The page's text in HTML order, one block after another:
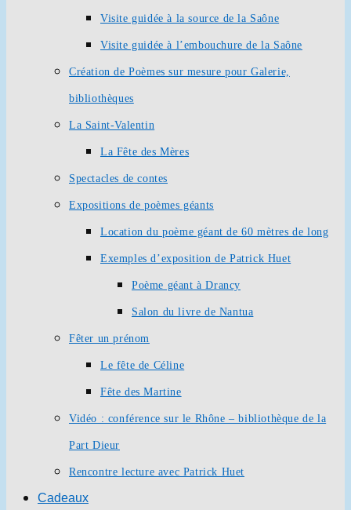
Visite guidée à la source de la Saône
Visite guidée à l’embouchure de la Saône
Création de Poèmes sur mesure pour Galerie,
bibliothèques
La Saint-Valentin
La Fête des Mères
Spectacles de contes
Expositions de poèmes géants
Location du poème géant de 60 mètres de long
Exemples d’exposition de Patrick Huet
Poème géant à Drancy
Salon du livre de Nantua
Fêter un prénom
Le fête de Céline
Fête des Martine
Vidéo : conférence sur le Rhône – bibliothèque de la
Part Dieur
Rencontre lecture avec Patrick Huet
Cadeaux